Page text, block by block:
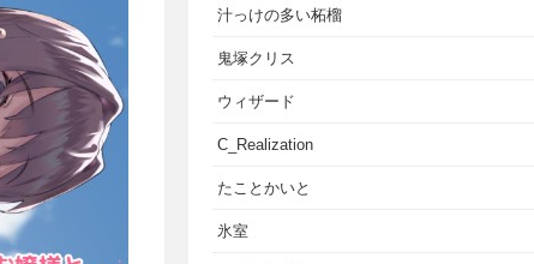
汁っけの多い柘榴
鬼塚クリス
ウィザード
C_Realization
たことかいと
氷室